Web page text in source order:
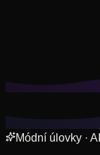
Módní úlovky ·